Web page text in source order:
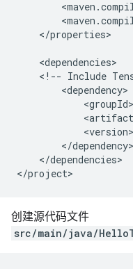
</properties>
<!-- Include
</dependencies>
创建源代码文件
src/main/java/